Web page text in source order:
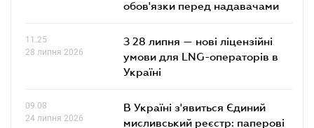
обов'язки перед надавачами
11.25
28 липня 2026
З 28 липня — нові ліцензійні
умови для LNG-операторів в
Україні
09.08
24 липня 2026
В Україні з'явиться Єдиний
мисливський реєстр: паперові